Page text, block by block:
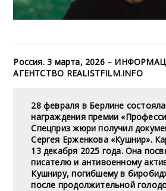
Россия. 3 марта, 2026 –
АГЕНТСТВО REALISTFILM.INFO
28 февраля в Берлине
награждения премии
Спецприз жюри получил
Сергея Ерженкова «Кушнир».
13 декабря 2025 года. Она
писателю и антивоенному
Кушниру, погибшему в
после продолжительной